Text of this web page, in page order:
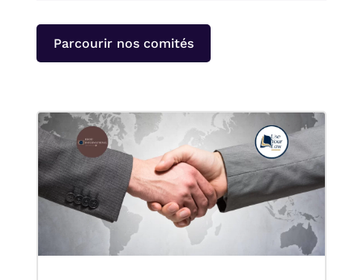
Parcourir nos comités